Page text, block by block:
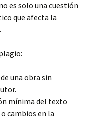
es solo una cuestión
que afecta la
una obra sin
mínima del texto
cambios en la